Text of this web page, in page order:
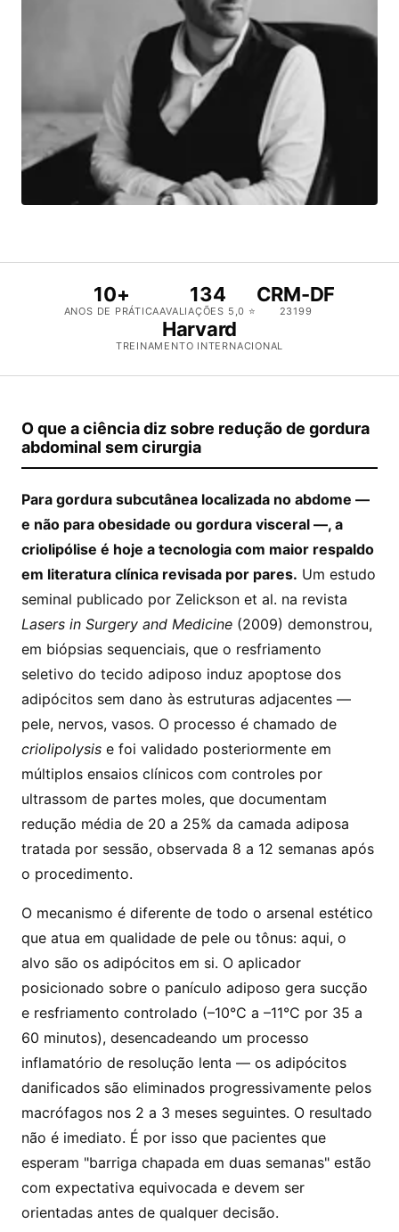
10+
ANOS DE PRÁTICA
134
AVALIAÇÕES 5,0 ⭐
CRM-DF
23199
Harvard
TREINAMENTO INTERNACIONAL
O que a ciência diz sobre redução de gordura
abdominal sem cirurgia
Para gordura subcutânea localizada no abdome —
e não para obesidade ou gordura visceral —, a
criolipólise é hoje a tecnologia com maior respaldo
em literatura clínica revisada por pares. Um estudo
seminal publicado por Zelickson et al. na revista
Lasers in Surgery and Medicine (2009) demonstrou,
em biópsias sequenciais, que o resfriamento
seletivo do tecido adiposo induz apoptose dos
adipócitos sem dano às estruturas adjacentes —
pele, nervos, vasos. O processo é chamado de
criolipolysis e foi validado posteriormente em
múltiplos ensaios clínicos com controles por
ultrassom de partes moles, que documentam
redução média de 20 a 25% da camada adiposa
tratada por sessão, observada 8 a 12 semanas após
o procedimento.
O mecanismo é diferente de todo o arsenal estético
que atua em qualidade de pele ou tônus: aqui, o
alvo são os adipócitos em si. O aplicador
posicionado sobre o panículo adiposo gera sucção
e resfriamento controlado (–10°C a –11°C por 35 a
60 minutos), desencadeando um processo
inflamatório de resolução lenta — os adipócitos
danificados são eliminados progressivamente pelos
macrófagos nos 2 a 3 meses seguintes. O resultado
não é imediato. É por isso que pacientes que
esperam "barriga chapada em duas semanas" estão
com expectativa equivocada e devem ser
orientadas antes de qualquer decisão.